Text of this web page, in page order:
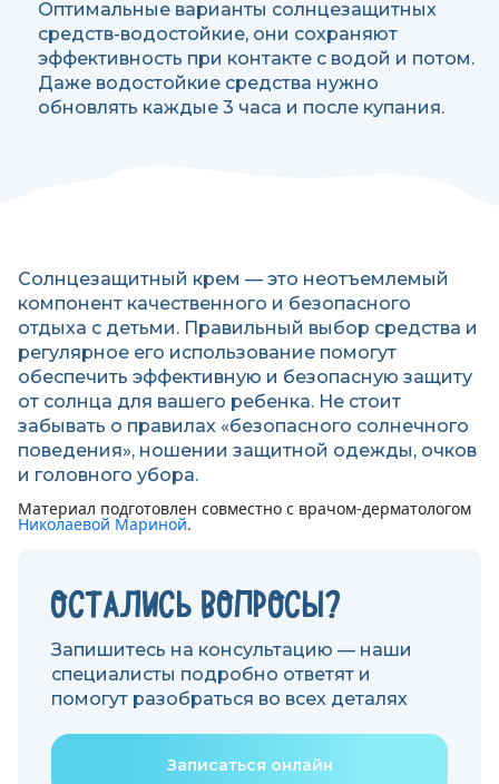
Оптимальные варианты солнцезащитных
средств-водостойкие, они сохраняют
эффективность при контакте с водой и потом.
Даже водостойкие средства нужно
обновлять каждые 3 часа и после купания.
Солнцезащитный крем — это неотъемлемый
компонент качественного и безопасного
отдыха с детьми. Правильный выбор средства и
регулярное его использование помогут
обеспечить эффективную и безопасную защиту
от солнца для вашего ребенка. Не стоит
забывать о правилах «безопасного солнечного
поведения», ношении защитной одежды, очков
и головного убора.
Материал подготовлен совместно с врачом-дерматологом
Николаевой Мариной.
ОСТАЛИСЬ ВОПРОСЫ?
Запишитесь на консультацию — наши
специалисты подробно ответят и
помогут разобраться во всех деталях
Записаться онлайн